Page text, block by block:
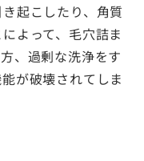
起こしたり、角質
よって、毛穴詰ま
、過剰な洗浄をす
が破壊されてしま